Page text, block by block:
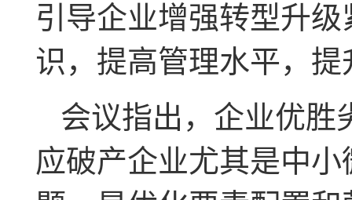
引导企业增强转型升
识，提高管理水平，
会议指出，企业优胜
应破产企业尤其是中